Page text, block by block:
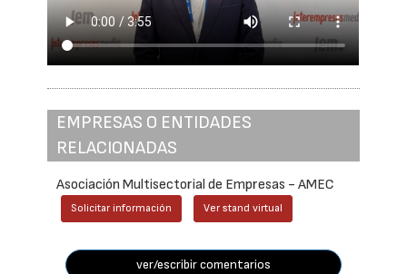
EMPRESAS O ENTIDADES
RELACIONADAS
Asociación Multisectorial de Empresas - AMEC
Solicitar información Ver stand virtual
ver/escribir comentarios